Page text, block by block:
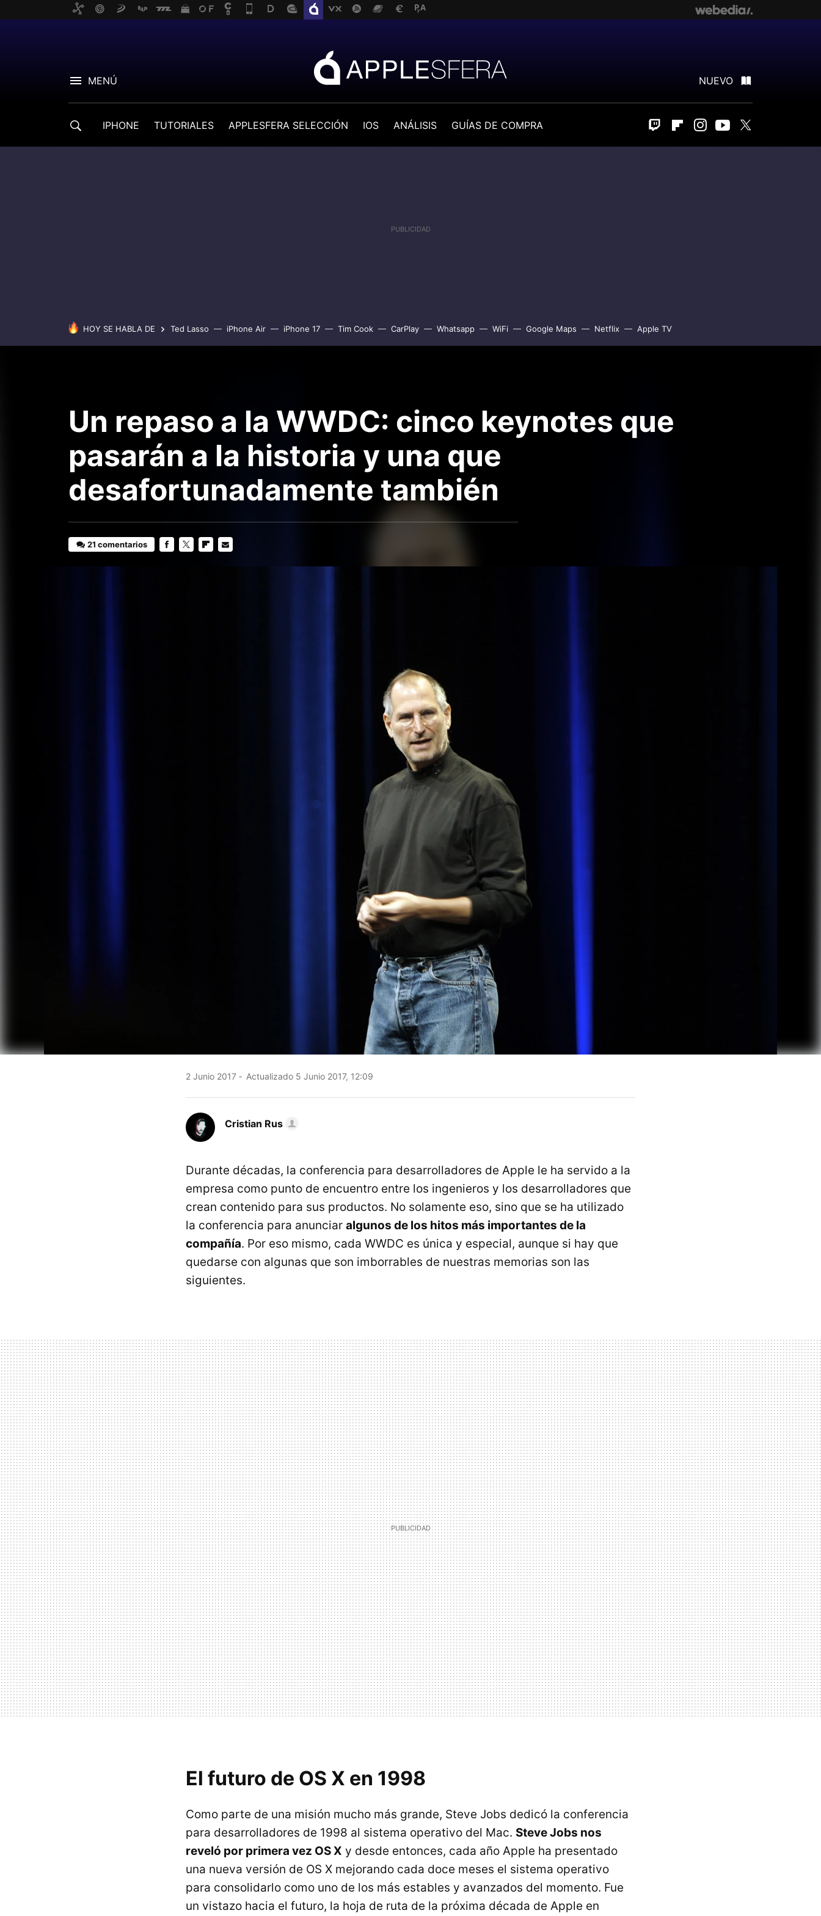
MENÚ NUEVO
IPHONE TUTORIALES APPLESFERA SELECCIÓN IOS ANÁLISIS GUÍAS DE COMPRA Twitch FlipboardInstagram
Youtube
HOY SE HABLA DE Ted Lasso iPhone Air iPhone 17 Tim Cook CarPlay Whatsapp WiFi Google Maps Netflix Apple TV
Un repaso a la WWDC: cinco keynotes que
pasarán a la historia y una que
desafortunadamente también
21 comentarios
2 Junio 2017 Actualizado 5 Junio 2017, 12:09
Cristian Rus
Durante décadas, la conferencia para desarrolladores de Apple le ha servido a la
empresa como punto de encuentro entre los ingenieros y los desarrolladores que
crean contenido para sus productos. No solamente eso, sino que se ha utilizado
la conferencia para anunciar algunos de los hitos más importantes de la
compañía. Por eso mismo, cada WWDC es única y especial, aunque si hay que
quedarse con algunas que son imborrables de nuestras memorias son las
siguientes.
El futuro de OS X en 1998
Como parte de una misión mucho más grande, Steve Jobs dedicó la conferencia
para desarrolladores de 1998 al sistema operativo del Mac. Steve Jobs nos
reveló por primera vez OS X y desde entonces, cada año Apple ha presentado
una nueva versión de OS X mejorando cada doce meses el sistema operativo
para consolidarlo como uno de los más estables y avanzados del momento. Fue
un vistazo hacia el futuro, la hoja de ruta de la próxima década de Apple en